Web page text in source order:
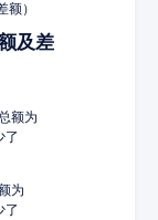
）
及差
额为
了
为
了